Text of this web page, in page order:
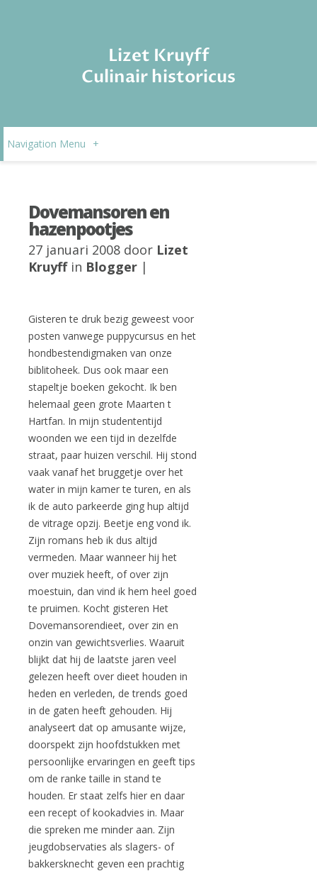
Lizet Kruyff
Culinair historicus
Navigation Menu +
Dovemansoren en
hazenpootjes
27 januari 2008 door Lizet
Kruyffin Blogger |
Gisteren te druk bezig geweest voor
posten vanwege puppycursus en het
hondbestendigmaken van onze
biblitoheek. Dus ook maar een
stapeltje boeken gekocht. Ik ben
helemaal geen grote Maarten t
Hartfan. In mijn studententijd
woonden we een tijd in dezelfde
straat, paar huizen verschil. Hij stond
vaak vanaf het bruggetje over het
water in mijn kamer te turen, en als
ik de auto parkeerde ging hup altijd
de vitrage opzij. Beetje eng vond ik.
Zijn romans heb ik dus altijd
vermeden. Maar wanneer hij het
over muziek heeft, of over zijn
moestuin, dan vind ik hem heel goed
te pruimen. Kocht gisteren Het
Dovemansorendieet, over zin en
onzin van gewichtsverlies. Waaruit
blijkt dat hij de laatste jaren veel
gelezen heeft over dieet houden in
heden en verleden, de trends goed
in de gaten heeft gehouden. Hij
analyseert dat op amusante wijze,
doorspekt zijn hoofdstukken met
persoonlijke ervaringen en geeft tips
om de ranke taille in stand te
houden. Er staat zelfs hier en daar
een recept of kookadvies in. Maar
die spreken me minder aan. Zijn
jeugdobservaties als slagers- of
bakkersknecht geven een prachtig